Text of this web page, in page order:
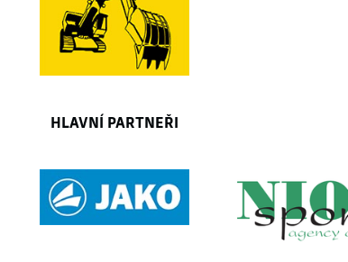
HLAVNÍ PARTNEŘI